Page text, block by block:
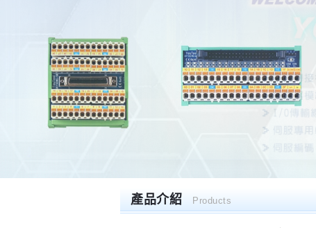
產品介紹 Products